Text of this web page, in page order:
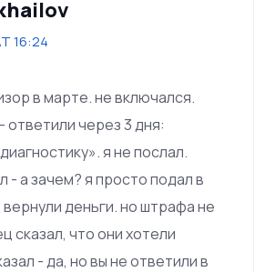
16:24
в марте. не включался.
ответили через 3 дня:
я не послал.
- а зачем? я просто подал в
вернули деньги. но штрафа не
сказал, что они хотели
- да, но вы не ответили в